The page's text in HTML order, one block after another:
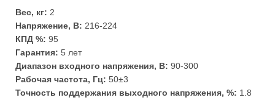
Вес, кг: 2
Напряжение, В: 216-224
КПД %: 95
Гарантия: 5 лет
Диапазон входного напряжения, В: 90-300
Рабочая частота, Гц: 50±3
Точность поддержания выходного напряжения, %: 1.8